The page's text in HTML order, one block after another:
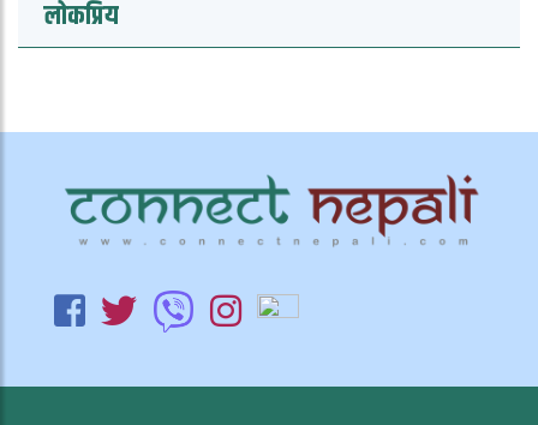
लोकप्रिय